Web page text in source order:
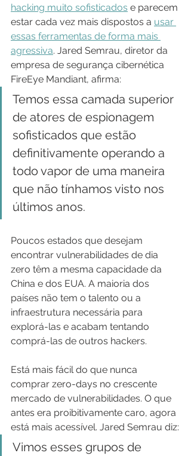
hacking muito sofisticados e parecem
estar cada vez mais dispostos a usar
essas ferramentas de forma mais
agressiva. Jared Semrau, diretor da
empresa de segurança cibernética
FireEye Mandiant, afirma:
Temos essa camada superior
de atores de espionagem
sofisticados que estão
definitivamente operando a
todo vapor de uma maneira
que não tínhamos visto nos
últimos anos.
Poucos estados que desejam
encontrar vulnerabilidades de dia
zero têm a mesma capacidade da
China e dos EUA. A maioria dos
países não tem o talento ou a
infraestrutura necessária para
explorá-las e acabam tentando
comprá-las de outros hackers.
Está mais fácil do que nunca
comprar zero-days no crescente
mercado de vulnerabilidades. O que
antes era proibitivamente caro, agora
está mais acessível. Jared Semrau diz:
Vimos esses grupos de